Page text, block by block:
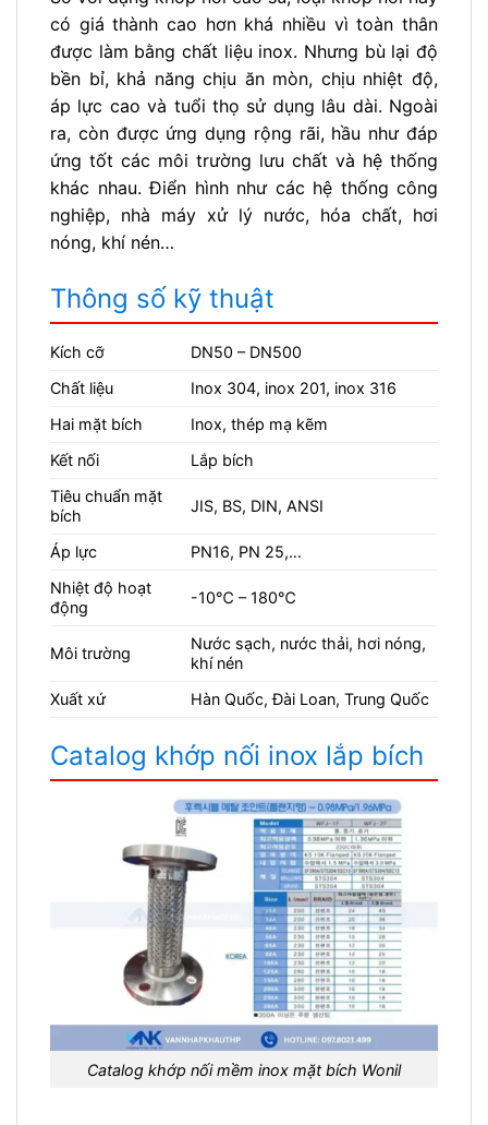
có giá thành cao hơn khá nhiều vì toàn thân
được làm bằng chất liệu inox. Nhưng bù lại độ
bền bỉ, khả năng chịu ăn mòn, chịu nhiệt độ,
áp lực cao và tuổi thọ sử dụng lâu dài. Ngoài
ra, còn được ứng dụng rộng rãi, hầu như đáp
ứng tốt các môi trường lưu chất và hệ thống
khác nhau. Điển hình như các hệ thống công
nghiệp, nhà máy xử lý nước, hóa chất, hơi
nóng, khí nén…
Thông số kỹ thuật
Kích cỡ
DN50 – DN500
Chất liệu
Inox 304, inox 201, inox 316
Hai mặt bích
Inox, thép mạ kẽm
Kết nối
Lắp bích
Tiêu chuẩn mặt
bích
JIS, BS, DIN, ANSI
Áp lực
PN16, PN 25,…
Nhiệt độ hoạt
động
-10℃ – 180℃
Môi trường
Nước sạch, nước thải, hơi nóng,
khí nén
Xuất xứ
Hàn Quốc, Đài Loan, Trung Quốc
Catalog khớp nối inox lắp bích
Catalog khớp nối mềm inox mặt bích Wonil